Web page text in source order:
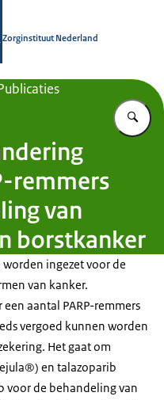
Zorginstituut Nederland
remmers
van
borstkanker
ingezet voor de
van kanker.
aantal PARP-remmers
vergoed kunnen worden
Het gaat om
en talazoparib
voor de behandeling van